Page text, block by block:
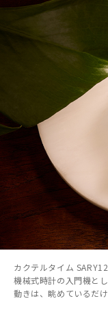
カクテルタイム
機械式時計の入門機と
動きは、眺めているだ